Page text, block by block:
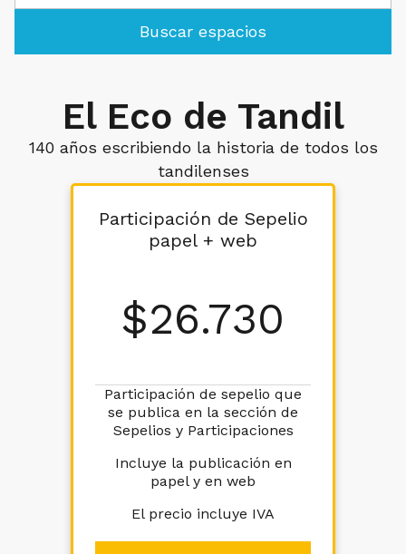
Buscar espacios
El Eco de Tandil
140 años escribiendo la historia de todos los
tandilenses
Participación de Sepelio
papel + web
$26.730
Participación de sepelio que
se publica en la sección de
Sepelios y Participaciones
Incluye la publicación en
papel y en web
El precio incluye IVA